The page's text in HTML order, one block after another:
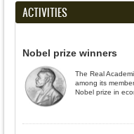
ACTIVITIES
Nobel prize winners
The Real
among its
Nobel prize in